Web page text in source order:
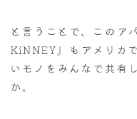
と言うことで、このア
KiNNEY』もアメリカ
いモノをみんなで共有
か。